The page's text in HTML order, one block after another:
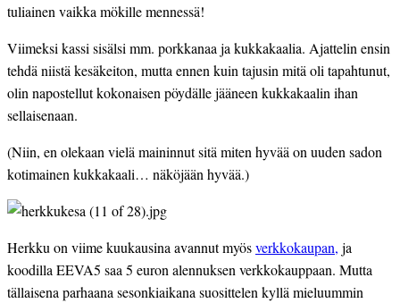
tuliainen vaikka mökille mennessä!
Viimeksi kassi sisälsi mm. porkkanaa ja kukkakaalia. Ajattelin ensin
tehdä niistä kesäkeiton, mutta ennen kuin tajusin mitä oli tapahtunut,
olin napostellut kokonaisen pöydälle jääneen kukkakaalin ihan
sellaisenaan.
(Niin, en olekaan vielä maininnut sitä miten hyvää on uuden sadon
kotimainen kukkakaali… näköjään hyvää.)
Herkku on viime kuukausina avannut myös verkkokaupan, ja
koodilla EEVA5 saa 5 euron alennuksen verkkokauppaan. Mutta
tällaisena parhaana sesonkiaikana suosittelen kyllä mieluummin